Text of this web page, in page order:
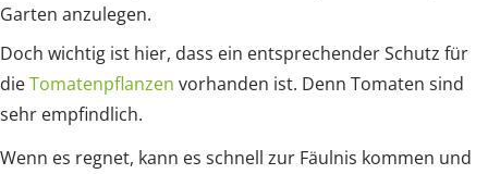
Garten anzulegen.
Doch wichtig ist hier, dass ein entsprechender Schutz für
dieTomatenpflanzen vorhanden ist. Denn Tomaten sind
sehr empfindlich.
Wenn es regnet, kann es schnell zur Fäulnis kommen und